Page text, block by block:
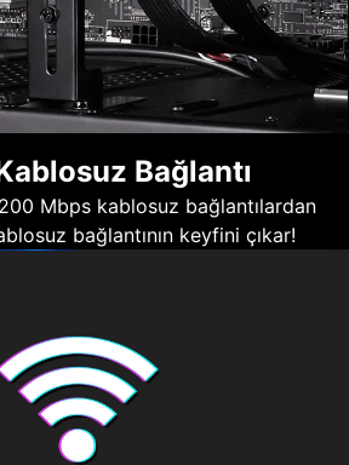
Bağlantı
Mbps kablosuz bağlantılardan
bağlantının keyfini çıkar!